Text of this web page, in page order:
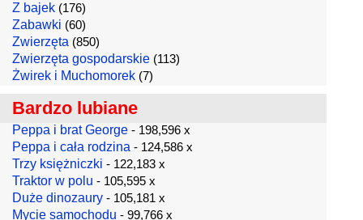
Z bajek (176)
Zabawki (60)
Zwierzęta (850)
Zwierzęta gospodarskie (113)
Żwirek i Muchomorek (7)
Bardzo lubiane
Peppa i brat George - 198,596 x
Peppa i cała rodzina - 124,586 x
Trzy księżniczki - 122,183 x
Traktor w polu - 105,595 x
Duże dinozaury - 105,181 x
Mycie samochodu - 99,766 x